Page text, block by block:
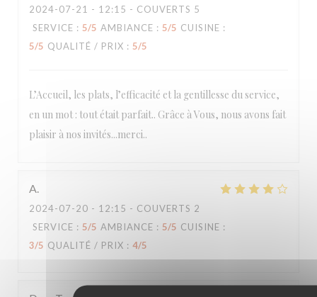
2024-07-21 - 12:15 - COUVERTS 5
SERVICE : 5/5 AMBIANCE : 5/5 CUISINE :
5/5 QUALITÉ / PRIX : 5/5
L’Accueil, les plats, l’efficacité et la gentillesse du service,
en un mot : tout était parfait.. Grâce à Vous, nous avons fait
plaisir à nos invités...merci..
A
2024-07-20 - 12:15 - COUVERTS 2
SERVICE : 5/5 AMBIANCE : 5/5 CUISINE :
3/5 QUALITÉ / PRIX : 4/5